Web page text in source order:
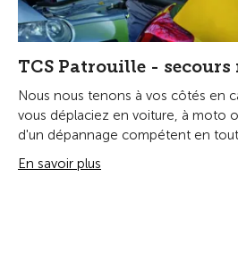
TCS Patrouille -
Nous nous tenons à vos côtés en
vous déplaciez en voiture, à moto
d'un dépannage compétent en
En savoir plus